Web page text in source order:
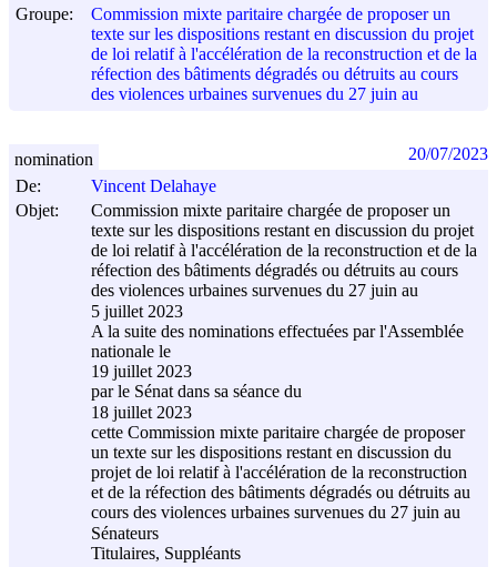
Groupe:
Commission mixte paritaire chargée de proposer un
texte sur les dispositions restant en discussion du projet
de loi relatif à l'accélération de la reconstruction et de la
réfection des bâtiments dégradés ou détruits au cours
des violences urbaines survenues du 27 juin au
De:
Vincent Delahaye
Objet:
Commission mixte paritaire chargée de proposer un
texte sur les dispositions restant en discussion du projet
de loi relatif à l'accélération de la reconstruction et de la
réfection des bâtiments dégradés ou détruits au cours
des violences urbaines survenues du 27 juin au
5 juillet 2023
A la suite des nominations effectuées par l'Assemblée
nationale le
19 juillet 2023
par le Sénat dans sa séance du
18 juillet 2023
cette Commission mixte paritaire chargée de proposer
un texte sur les dispositions restant en discussion du
projet de loi relatif à l'accélération de la reconstruction
et de la réfection des bâtiments dégradés ou détruits au
cours des violences urbaines survenues du 27 juin au
Sénateurs
Titulaires, Suppléants
nomination 20/07/2023